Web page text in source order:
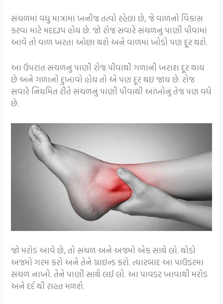
સંચળમાં વધુ માત્રામાં ખનીજ તત્વો રહેલા છે, જે વાળનો વિકાસ
કરવા માટે મદદરૂપ હોય છે. જો રોજ સવારે સંચળનું પાણી પીવામાં
આવે તો વાળ ખરતા ઓછા થશે અને વાળમાં ખોડો પણ દૂર થશે.
આ ઉપરાંત સંચળનું પાણી રોજ પીવાથી ગળાની ખરાશ દૂર થાય
છે અને ગળાનો દુખાવો હોય તો એ પણ દૂર થઇ જાય છે. રોજ
સવારે નિયમિત રીતે સંચળનું પાણી પીવાથી આંખોનું તેજ પણ વધે
છે.
જો મરોડ આવે છે, તો સંચળ અને અજમો એક સાથે લો. થોડો
અજમો ગરમ કરો અને તેને ગ્રાઇન્ડ કરો. ત્યારબાદ આ પાઉડરમાં
સંચળ નાખો. તેને પાણી સાથે લઈ લો. આ પાવડર ખાવાથી મરોડ
અને દર્દ થી રાહત મળશે.